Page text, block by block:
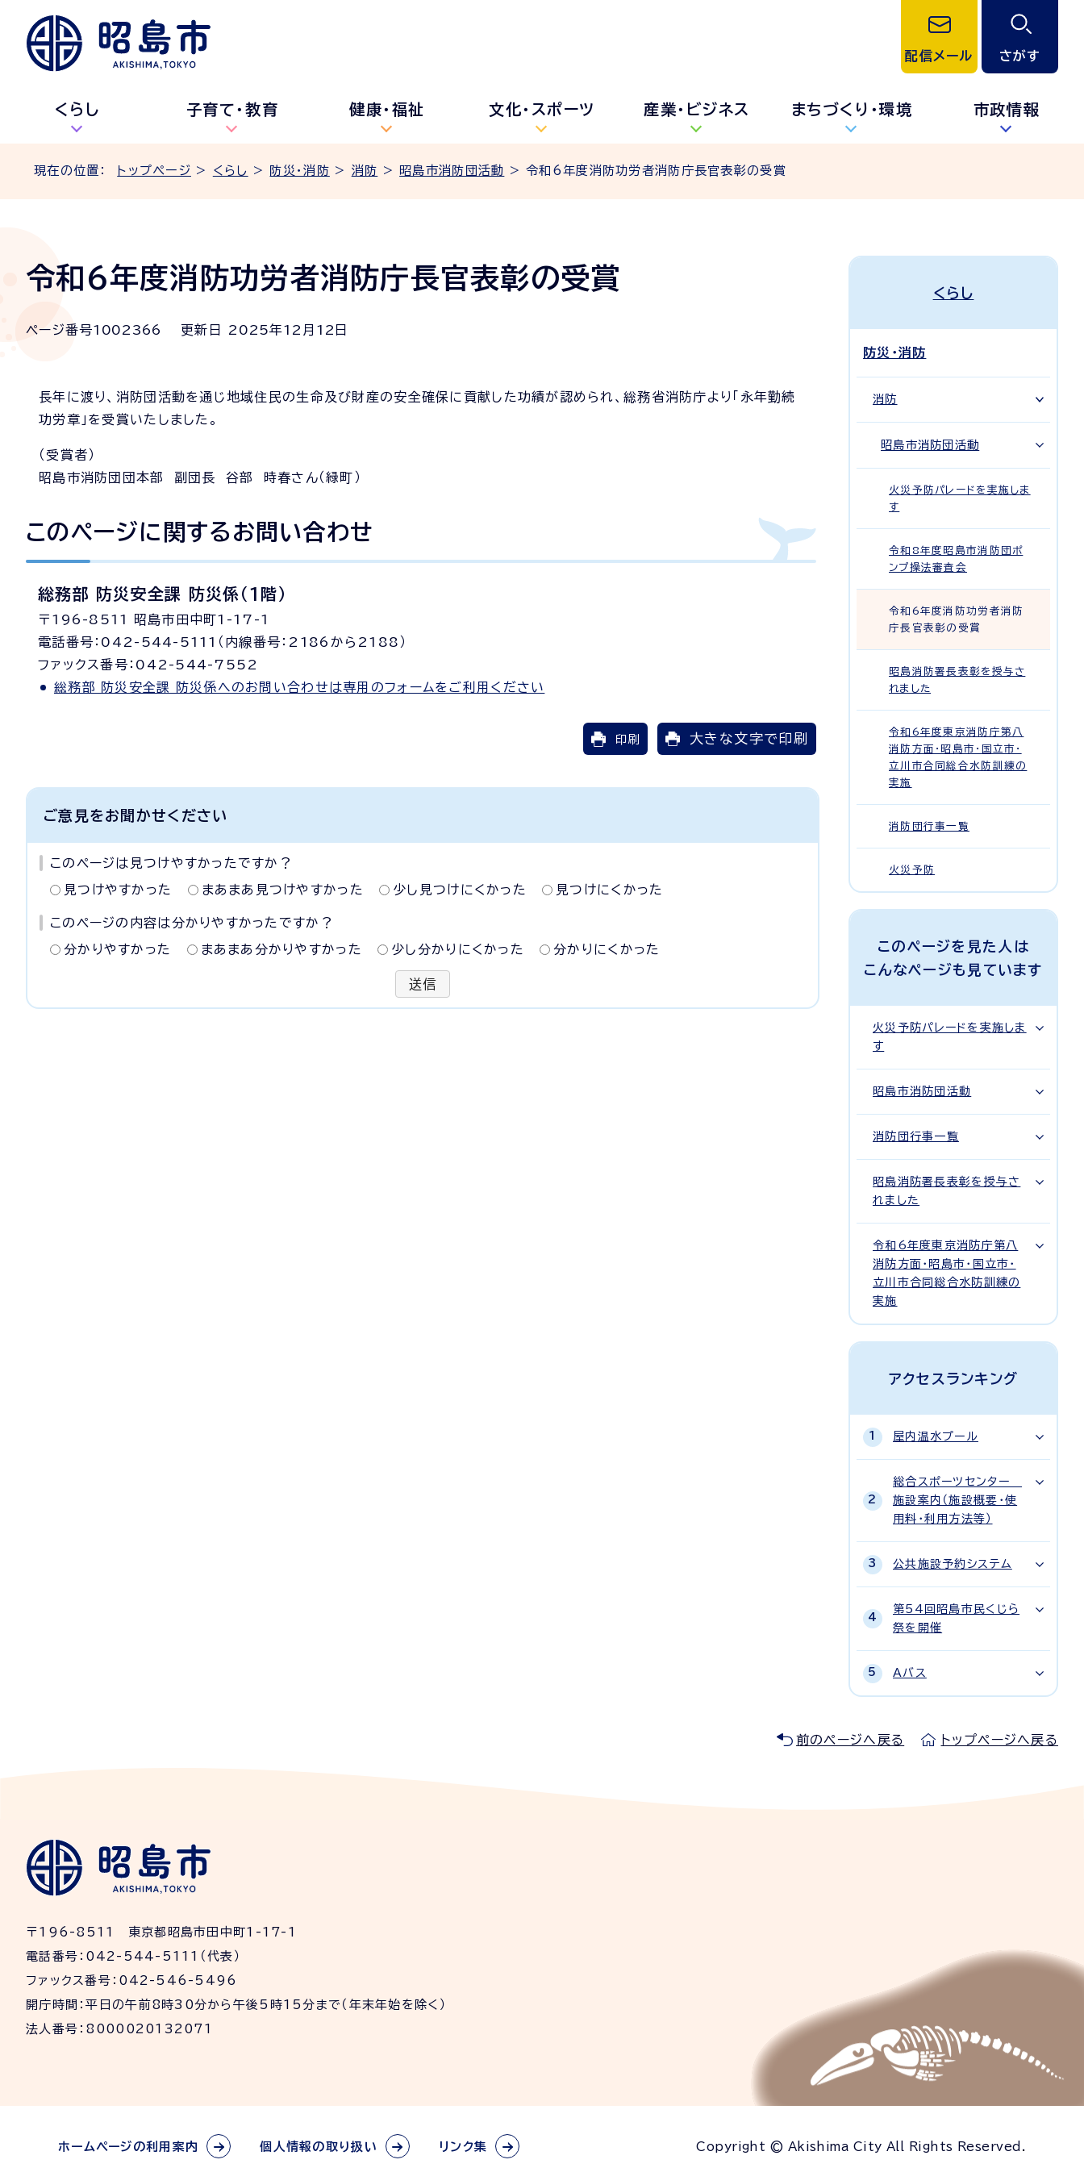
配信メール さがす
くらし 子育て・教育 健康・福祉 文化・スポーツ 産業・ビジネス まちづくり・環境 市政情報
現在の位置： トップページ > くらし > 防災・消防 > 消防 > 昭島市消防団活動 > 令和6年度消防功労者消防庁長官表彰の受賞
令和6年度消防功労者消防庁長官表彰の受賞
ページ番号1002366 更新日 2025年12 月 12 日
長年に渡り、消防団活動を通じ地域住民の生命及び財産の安全確保に貢献した功績が認められ、総務省消防庁より「永年勤続
功労章」を受賞いたしました。
（受賞者）
昭島市消防団団本部 副団長 谷部 時春さん（緑町）
このページに関するお問い合わせ
総務部 防災安全課 防災係（1階）
〒196-8511 昭島市田中町1-17-1
電話番号：042-544-5111（内線番号：2186から2188）
ファックス番号：042-544-7552
総務部 防災安全課 防災係へのお問い合わせは専用のフォームをご利用ください
印刷 大きな文字で印刷
ご意見をお聞かせください
このページは見つけやすかったですか？
見つけやすかった まあまあ見つけやすかった 少し見つけにくかった 見つけにくかった
このページの内容は分かりやすかったですか？
分かりやすかった まあまあ分かりやすかった 少し分かりにくかった 分かりにくかった
送信
くらし
防災・消防
消防
昭島市消防団活動
火災予防パレードを実施しま
す
令和8年度昭島市消防団ポ
ンプ操法審査会
令和6年度消防功労者消防
庁長官表彰の受賞
昭島消防署長表彰を授与さ
れました
令和6年度東京消防庁第八
消防方面・昭島市・国立市・
立川市合同総合水防訓練の
実施
消防団行事一覧
火災予防
このページを見た人は
こんなページも見ています
火災予防パレードを実施しま
す
昭島市消防団活動
消防団行事一覧
昭島消防署長表彰を授与さ
れました
令和6年度東京消防庁第八
消防方面・昭島市・国立市・
立川市合同総合水防訓練の
実施
アクセスランキング
屋内温水プール
総合スポーツセンター
施設案内（施設概要・使
用料・利用方法等）
公共施設予約システム
第54回昭島市民くじら
祭を開催
Aバス
前のページへ戻る トップページへ戻る
〒196-8511 東京都昭島市田中町1-17-1
電話番号：042-544-5111（代表）
ファックス番号：042-546-5496
開庁時間：平日の午前8時30分から午後5時15分まで（年末年始を除く）
法人番号：8000020132071
ホームページの利用案内 個人情報の取り扱い リンク集 Copyright © Akishima City All Rights Reserved.